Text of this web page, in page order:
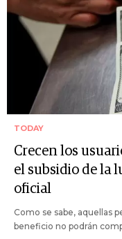
TODAY
Crecen los
el subsidio de la
oficial
Como se sabe, aquellas
beneficio no podrán